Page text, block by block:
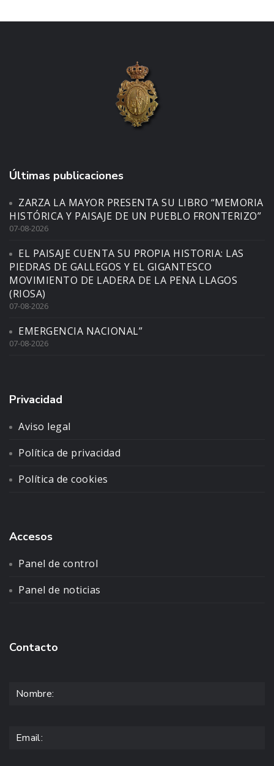
Últimas publicaciones
ZARZA LA MAYOR PRESENTA SU LIBRO “MEMORIA
HISTÓRICA Y PAISAJE DE UN PUEBLO FRONTERIZO”
07-08-2026
EL PAISAJE CUENTA SU PROPIA HISTORIA: LAS
PIEDRAS DE GALLEGOS Y EL GIGANTESCO
MOVIMIENTO DE LADERA DE LA PENA LLAGOS
(RIOSA)
07-08-2026
EMERGENCIA NACIONAL”
07-08-2026
Privacidad
Aviso legal
Política de privacidad
Política de cookies
Accesos
Panel de control
Panel de noticias
Contacto